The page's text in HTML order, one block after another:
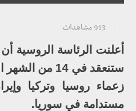
913 مشاهدات
أعلنت الرئاسة الروسية
ستنعقد في 14
زعماء روسيا وتركيا
مستدامة في سوريا.